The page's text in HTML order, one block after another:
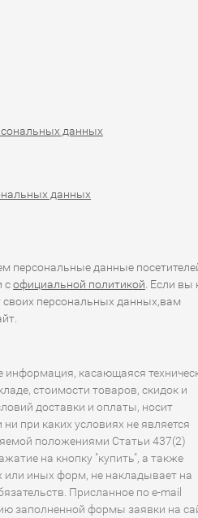
данных
данных
персональные данные
софициальной политикой . Если вы
своих персональных данных,вам
информация, касающаяся
стоимости товаров, скидок и
доставки и оплаты, носит
при каких условиях не является
положениями Статьи 437(2)
на кнопку "купить", а также
или иных форм, не накладывает на
Присланное по e-mail
заполненной формы заявки на